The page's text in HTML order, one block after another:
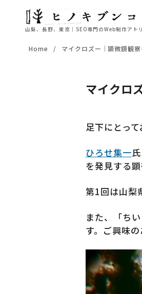
山梨、長野、東京｜SEO専門のWeb制作アト
Home マイクロズー｜顕微鏡観
マイクロ
足下にとって
ひろせ集一
を発見する顕
第1回は山梨
また、「ち
す。ご興味